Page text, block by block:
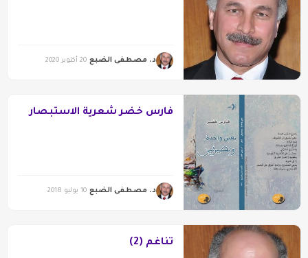
د. مصطفى الضبع 20 أكتوبر 2020
فارس خضر شعرية الاستبصار
د. مصطفى الضبع 10 يوليو 2018
تناغم (2)